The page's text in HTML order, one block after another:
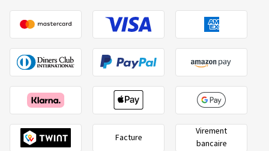
Facture
Virement
bancaire